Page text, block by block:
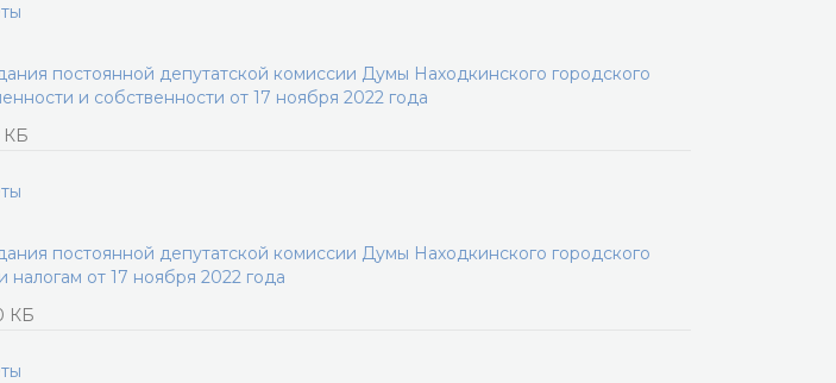
постоянной депутатской комиссии Думы Находкинского городского
и собственности от 17 ноября 2022 года
КБ
постоянной депутатской комиссии Думы Находкинского городского
от 17 ноября 2022 года
КБ